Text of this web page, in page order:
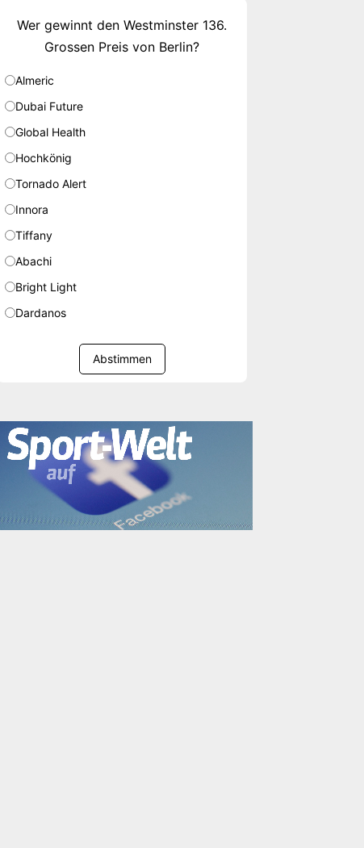
Wer gewinnt den Westminster 136.
Grossen Preis von Berlin?
Almeric
Dubai Future
Global Health
Hochkönig
Tornado Alert
Innora
Tiffany
Abachi
Bright Light
Dardanos
Abstimmen